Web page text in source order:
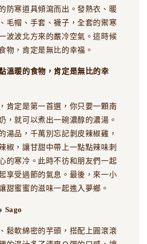
防寒道具傾瀉而出。發熱衣、暖
毛帽、手套、襪子，全套的禦寒
波波北方來的嚴冷空氣。這時候
物，肯定是無比的幸福。
溫暖的食物，肯定是無比的幸
肯定是第一首選，你只要一顆南
，就可以煮出一碗濃醇的濃湯。
湯品，千萬別忘記剝皮辣椒雞，
椒，讓甘甜中帶上一點點辣味刺
的寒冷。此時不彷和朋友們一起
享受過節的氣息。最後，來一小
甜蜜蜜的滋味一起進入夢鄉。
Sago
鬆軟綿密的芋頭，搭配上圓滾滾